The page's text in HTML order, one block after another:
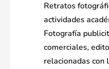
Retratos
actividades
Fotografía
comerciales,
relacionadas con